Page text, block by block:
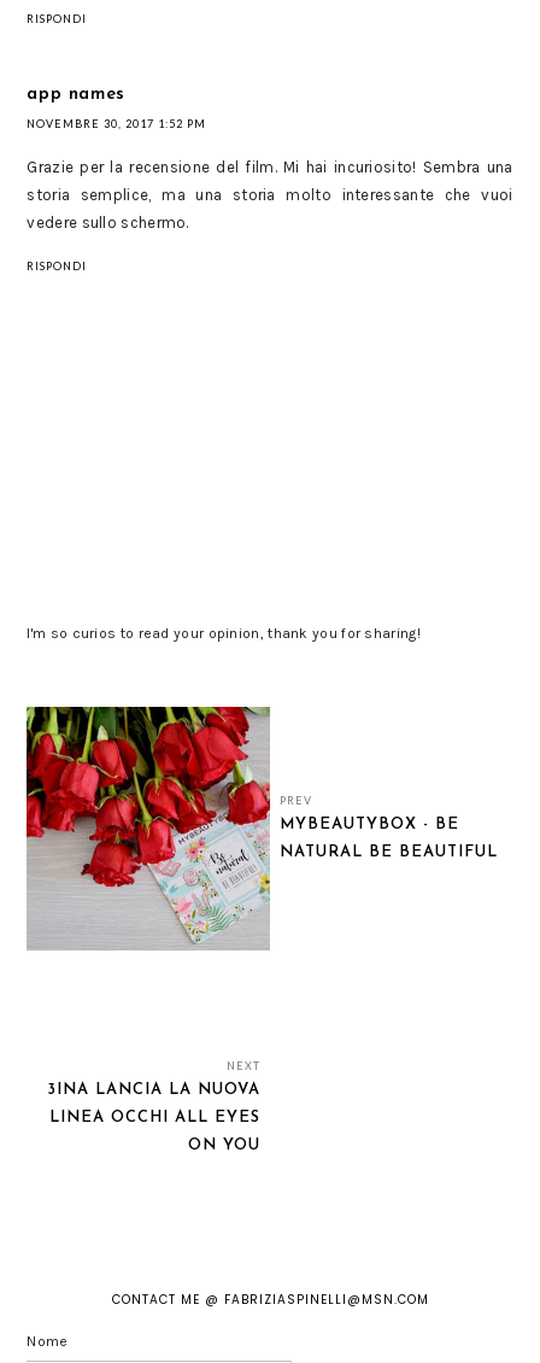
RISPONDI
app names
NOVEMBRE 30, 2017 1:52 PM
Grazie per la recensione del film. Mi hai incuriosito! Sembra una
storia semplice, ma una storia molto interessante che vuoi
vedere sullo schermo.
RISPONDI
I'm so curios to read your opinion, thank you for sharing!
PREV
MYBEAUTYBOX - BE
NATURAL BE BEAUTIFUL
NEXT
3INA LANCIA LA NUOVA
LINEA OCCHI ALL EYES
ON YOU
CONTACT ME @ FABRIZIASPINELLI@MSN.COM
Nome